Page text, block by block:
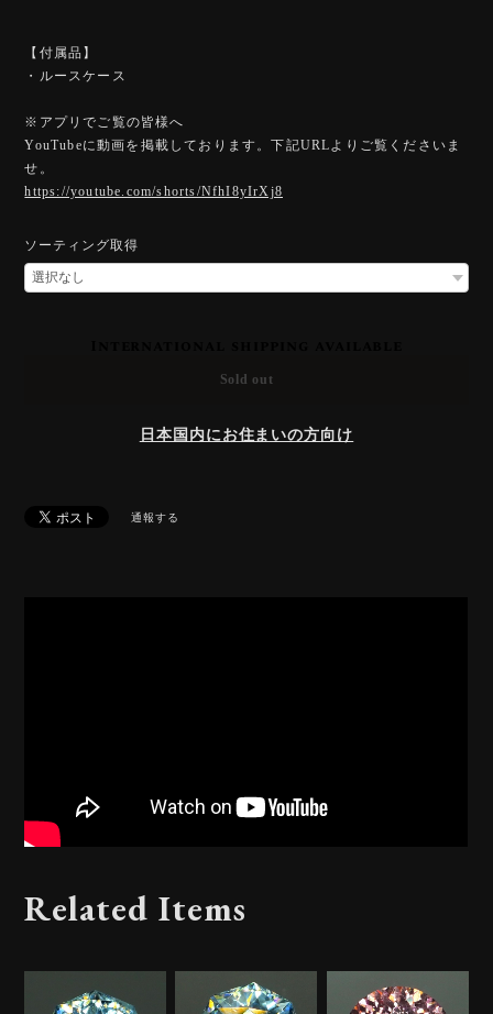
【付属品】
・ルースケース
※アプリでご覧の皆様へ
YouTubeに動画を掲載しております。下記URLよりご覧くださいま
せ。
https://youtube.com/shorts/NfhI8yIrXj8
ソーティング取得
Sold out
日本国内にお住まいの方向け
通報する
Related Items